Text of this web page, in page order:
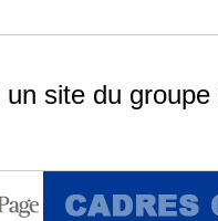
un site du groupe